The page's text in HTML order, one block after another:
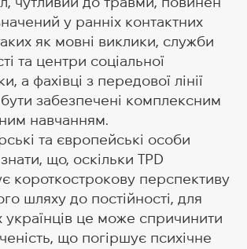
у ранніх контактних
як мовні виклики, служби
та центри соціальної
а фахівці з передової лінії
забезпечені комплексним
навчанням.
та європейські особи
що, оскільки TPD
короткострокову перспективу
шляху до постійності, для
українців це може спричинити
що погіршує психічне